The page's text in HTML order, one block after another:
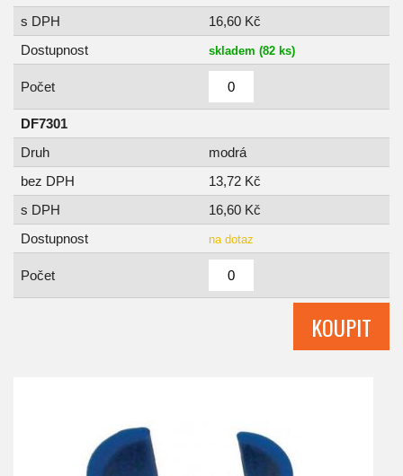
s DPH
16,60 Kč
Dostupnost
skladem (82 ks)
Počet
DF7301
Druh
modrá
bez DPH
13,72 Kč
s DPH
16,60 Kč
Dostupnost
na dotaz
Počet